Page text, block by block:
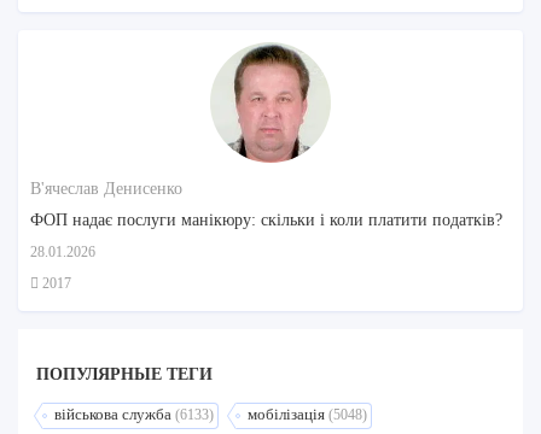
ПОПУЛЯРНЫЕ ТЕГИ
військова служба (6133) мобілізація (5048)
В'ячеслав Денисенко
ФОП надає послуги манікюру: скільки і коли платити податків?
28.01.2026
2017